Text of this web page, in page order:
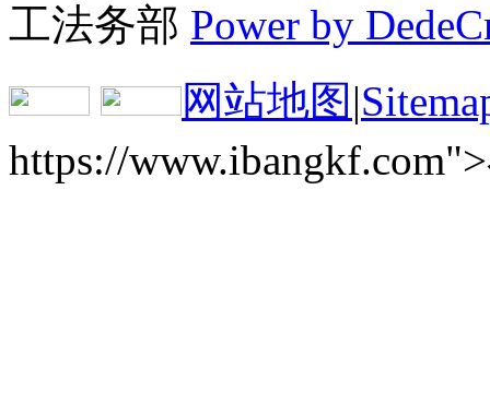
工法务部 Power by
网站地图 |
https://